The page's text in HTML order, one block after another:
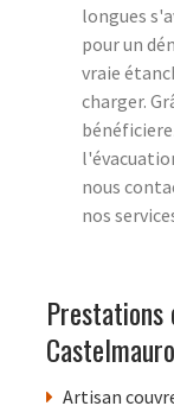
longues
pour un
vraie
charger.
nous
nos
Artisan